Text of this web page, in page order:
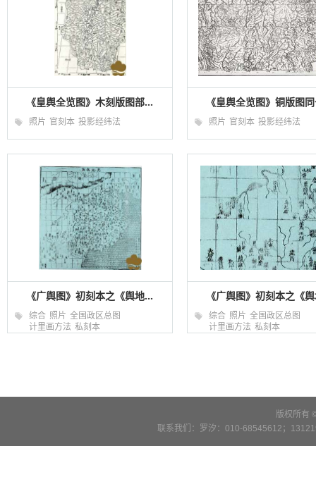
《皇舆全览图》木刻版图部...
照片 官刻本 投影经纬法
《皇舆全览图》铜版图
照片 官刻本 投影经纬法
《广舆图》初刻本之《舆地...
综合 照片 全国政区总图
计里画方法 私刻本
《广舆图》初刻本之《
综合 照片 全国政区总图
计里画方法 私刻本
版权所有
联系我们：罗汐：010-68545612；